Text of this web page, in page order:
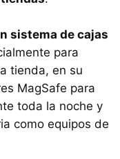
sistema de cajas
para
tienda, en su
MagSafe para
toda la noche y
como equipos de